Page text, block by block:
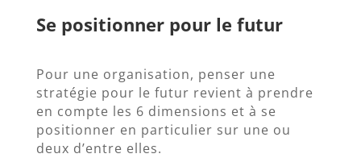
Se positionner pour le futur
Pour une organisation, penser une
stratégie pour le futur revient à prendre
en compte les 6 dimensions et à se
positionner en particulier sur une ou
deux d’entre elles.